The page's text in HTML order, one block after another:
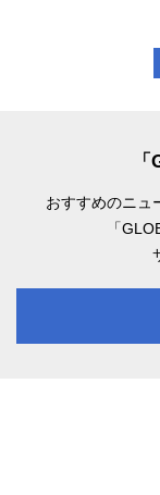
おすすめのニュ
「